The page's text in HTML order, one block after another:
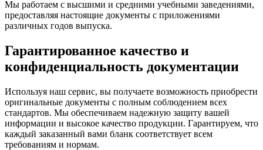
Мы работаем с высшими и средними учебными заведениями,
предоставляя настоящие документы с приложениями
различных годов выпуска.
Гарантированное качество и
конфиденциальность документации
Используя наш сервис, вы получаете возможность приобрести
оригинальные документы с полным соблюдением всех
стандартов. Мы обеспечиваем надежную защиту вашей
информации и высокое качество продукции. Гарантируем, что
каждый заказанный вами бланк соответствует всем
требованиям и нормам.